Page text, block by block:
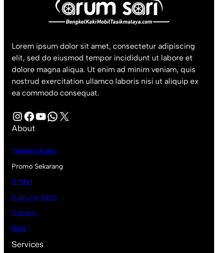
Lorem ipsum dolor sit amet, consectetur adipiscing
elit, sed do eiusmod tempor incididunt ut labore et
dolore magna aliqua. Ut enim ad minim veniam, quis
nostrud exercitation ullamco laboris nisi ut aliquip ex
ea commodo consequat.
InstagramFacebook YouTube WhatsApp X
About
Tentang Kami
Promo Sekarang
Artikel
Hubungi Kami
Cabang
Blog
Services